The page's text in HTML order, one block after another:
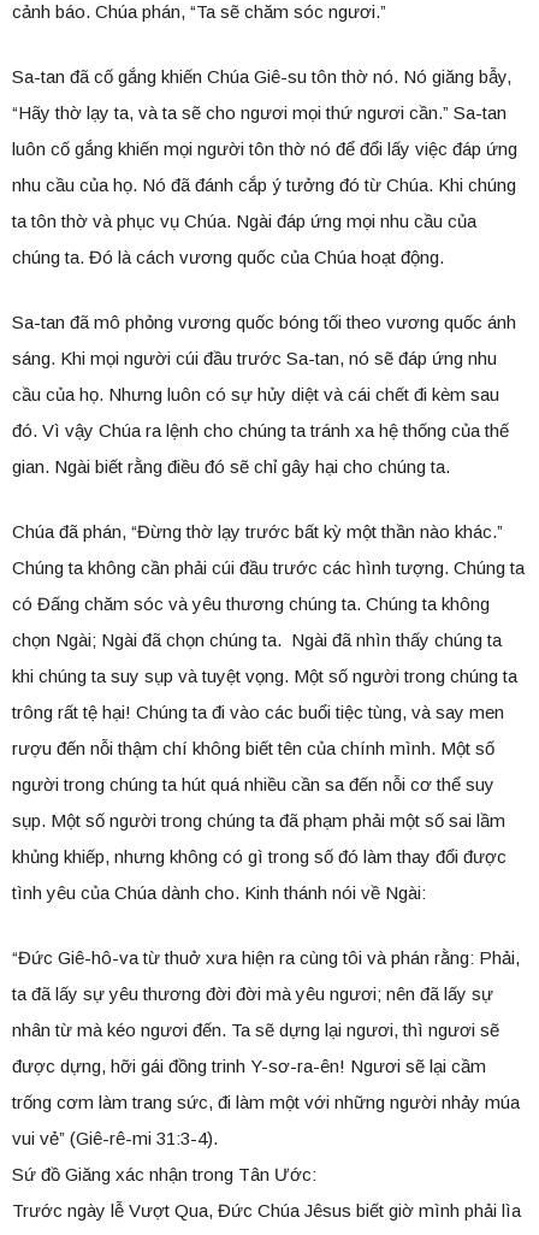
cảnh báo. Chúa phán, “Ta sẽ chăm sóc ngươi.”
Sa-tan đã cố gắng khiến Chúa Giê-su tôn thờ nó. Nó giăng bẫy,
“Hãy thờ lạy ta, và ta sẽ cho ngươi mọi thứ ngươi cần.” Sa-tan
luôn cố gắng khiến mọi người tôn thờ nó để đổi lấy việc đáp ứng
nhu cầu của họ. Nó đã đánh cắp ý tưởng đó từ Chúa. Khi chúng
ta tôn thờ và phục vụ Chúa. Ngài đáp ứng mọi nhu cầu của
chúng ta. Đó là cách vương quốc của Chúa hoạt động.
Sa-tan đã mô phỏng vương quốc bóng tối theo vương quốc ánh
sáng. Khi mọi người cúi đầu trước Sa-tan, nó sẽ đáp ứng nhu
cầu của họ. Nhưng luôn có sự hủy diệt và cái chết đi kèm sau
đó. Vì vậy Chúa ra lệnh cho chúng ta tránh xa hệ thống của thế
gian. Ngài biết rằng điều đó sẽ chỉ gây hại cho chúng ta.
Chúa đã phán, “Đừng thờ lạy trước bất kỳ một thần nào khác.”
Chúng ta không cần phải cúi đầu trước các hình tượng. Chúng ta
có Đấng chăm sóc và yêu thương chúng ta. Chúng ta không
chọn Ngài; Ngài đã chọn chúng ta. Ngài đã nhìn thấy chúng ta
khi chúng ta suy sụp và tuyệt vọng. Một số người trong chúng ta
trông rất tệ hại! Chúng ta đi vào các buổi tiệc tùng, và say men
rượu đến nỗi thậm chí không biết tên của chính mình. Một số
người trong chúng ta hút quá nhiều cần sa đến nỗi cơ thể suy
sụp. Một số người trong chúng ta đã phạm phải một số sai lầm
khủng khiếp, nhưng không có gì trong số đó làm thay đổi được
tình yêu của Chúa dành cho. Kinh thánh nói về Ngài:
“Đức Giê-hô-va từ thuở xưa hiện ra cùng tôi và phán rằng: Phải,
ta đã lấy sự yêu thương đời đời mà yêu ngươi; nên đã lấy sự
nhân từ mà kéo ngươi đến. Ta sẽ dựng lại ngươi, thì ngươi sẽ
được dựng, hỡi gái đồng trinh Y-sơ-ra-ên! Ngươi sẽ lại cầm
trống cơm làm trang sức, đi làm một với những người nhảy múa
vui vẻ” (Giê-rê-mi 31:3-4).
Sứ đồ Giăng xác nhận trong Tân Ước:
Trước ngày lễ Vượt Qua, Đức Chúa Jêsus biết giờ mình phải lìa